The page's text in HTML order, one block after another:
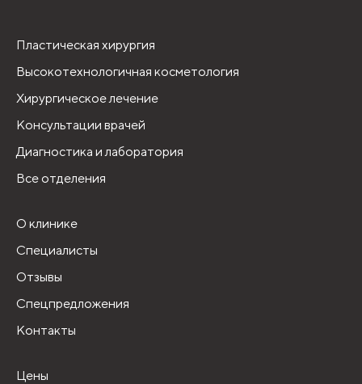
Пластическая хирургия
Высокотехнологичная косметология
Хирургическое лечение
Консультации врачей
Диагностика и лаборатория
Все отделения
О клинике
Специалисты
Отзывы
Спецпредложения
Контакты
Цены